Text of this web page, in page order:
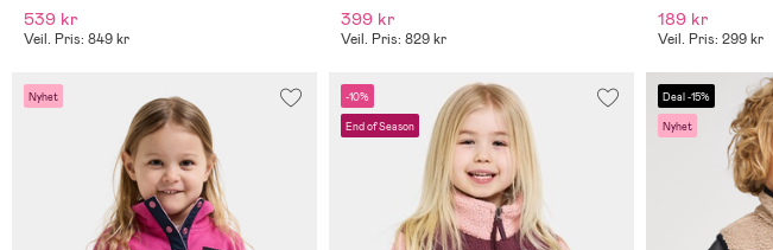
539 kr
Veil. Pris: 849 kr
399 kr
Veil. Pris: 829 kr
189 kr
Veil. Pris: 299 kr
Nyhet -10%
End of Season
Deal -15%
Nyhet